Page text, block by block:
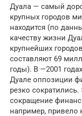
Дуала — самый
крупных городов
находится (по
качеству жизни
крупнейших
составляют 69
годы). В —2001
Дуале оппозиции
резко
сокращение
например, привело